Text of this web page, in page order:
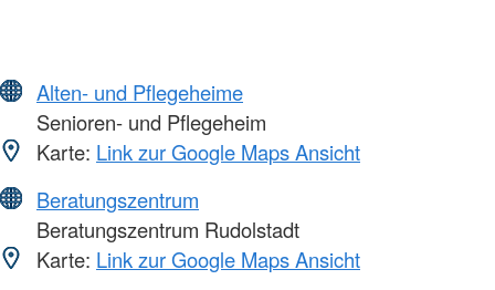
Alten- und Pflegeheime
Senioren- und Pflegeheim
Karte: Link zur Google Maps Ansicht
Beratungszentrum
Beratungszentrum Rudolstadt
Karte: Link zur Google Maps Ansicht